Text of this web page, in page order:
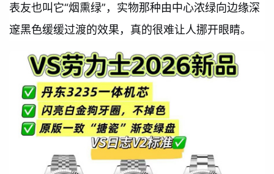
表友也叫它“烟熏绿”，实物那种由中心浓绿向边缘深
邃黑色缓缓过渡的效果，真的很难让人挪开眼睛。